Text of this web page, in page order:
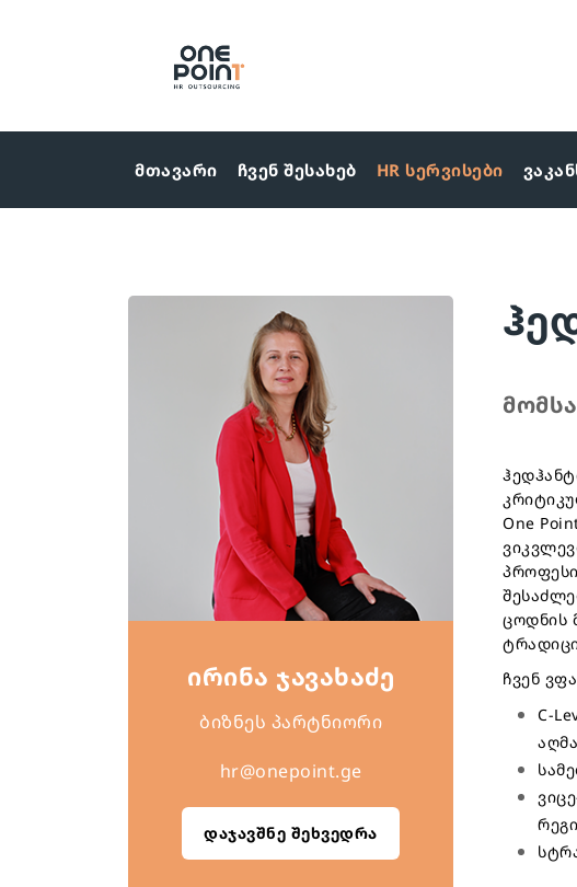
მთავარი ჩვენ შესახებ HR სერვისები
One
ცოდნის
ჩვენ
C-
ირინა ჯავახაძე
ბიზნეს პარტნიორი
hr@onepoint.ge
დაჯავშნე შეხვედრა